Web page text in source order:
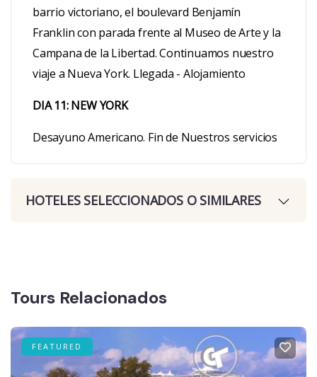
barrio victoriano, el boulevard Benjamín
Franklin con parada frente al Museo de Arte y la
Campana de la Libertad. Continuamos nuestro
viaje a Nueva York. Llegada - Alojamiento
DIA 11: NEW YORK
Desayuno Americano. Fin de Nuestros servicios
HOTELES SELECCIONADOS O SIMILARES
Tours Relacionados
FEATURED